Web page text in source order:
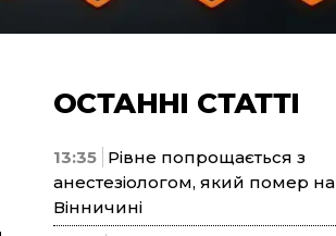
ОСТАННІ СТАТТІ
13:35 Рівне попрощається з
анестезіологом, який помер на
Вінничині